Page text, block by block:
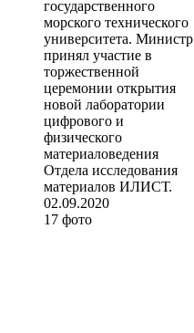
государственного
морского технического
университета. Министр
принял участие в
торжественной
церемонии открытия
новой лаборатории
цифрового и
физического
материаловедения
Отдела исследования
материалов ИЛИСТ.
02.09.2020
17 фото